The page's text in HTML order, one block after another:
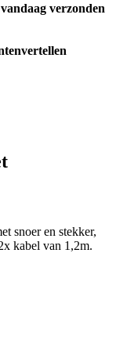
verzonden
snoer en stekker,
kabel van 1,2m.